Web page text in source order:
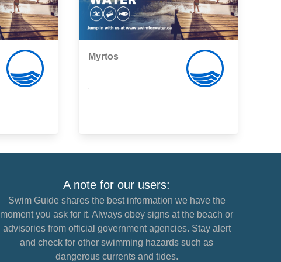
Myrtos
A note for our users:
Swim Guide shares the best information we have the
moment you ask for it. Always obey signs at the beach or
advisories from official government agencies. Stay alert
and check for other swimming hazards such as
dangerous currents and tides.